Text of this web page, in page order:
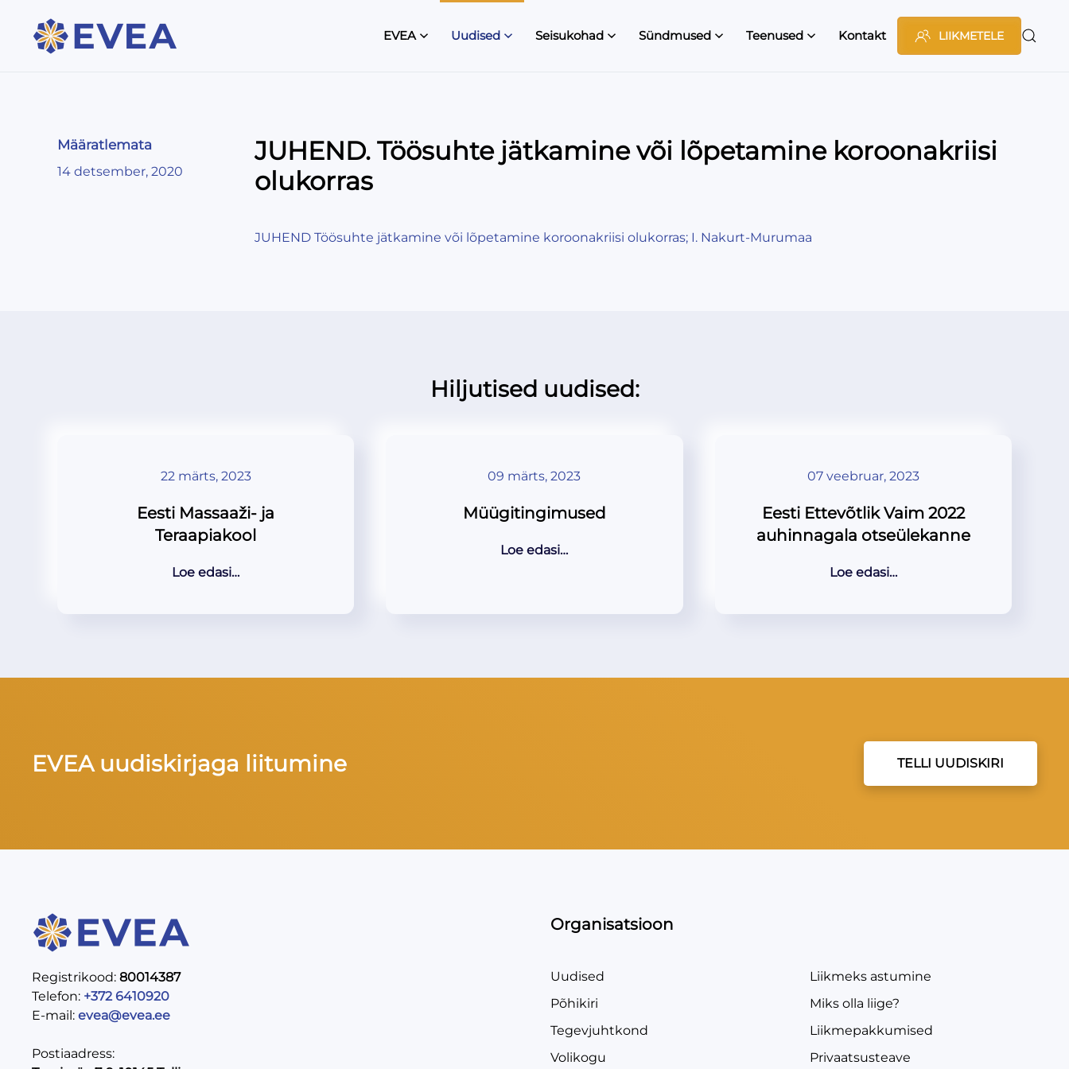
EVEA Uudised Seisukohad Sündmused Teenused Kontakt LIIKMETELE
Määratlemata
14 detsember, 2020
JUHEND. Töösuhte jätkamine või lõpetamine koroonakriisi
olukorras
JUHEND Töösuhte jätkamine või lõpetamine koroonakriisi olukorras; I. Nakurt-Murumaa
Hiljutised uudised:
22 märts, 2023
Eesti Massaaži- ja
Teraapiakool
Loe edasi…
09 märts, 2023
Müügitingimused
Loe edasi…
07 veebruar, 2023
Eesti Ettevõtlik Vaim 2022
auhinnagala otseülekanne
Loe edasi…
EVEA uudiskirjaga liitumine TELLI UUDISKIRI
Registrikood: 80014387
Telefon: +372 6410920
E-mail: evea@evea.ee
Postiaadress:
Organisatsioon
Uudised
Põhikiri
Tegevjuhtkond
Volikogu
Liikmeks astumine
Miks olla liige?
Liikmepakkumised
Privaatsusteave